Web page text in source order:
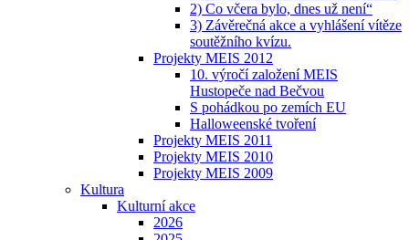
2) Co včera bylo, dnes už není“
3) Závěrečná akce a vyhlášení vítěze
soutěžního kvízu.
Projekty MEIS 2012
10. výročí založení MEIS
Hustopeče nad Bečvou
S pohádkou po zemích EU
Halloweenské tvoření
Projekty MEIS 2011
Projekty MEIS 2010
Projekty MEIS 2009
Kultura
Kulturní akce
2026